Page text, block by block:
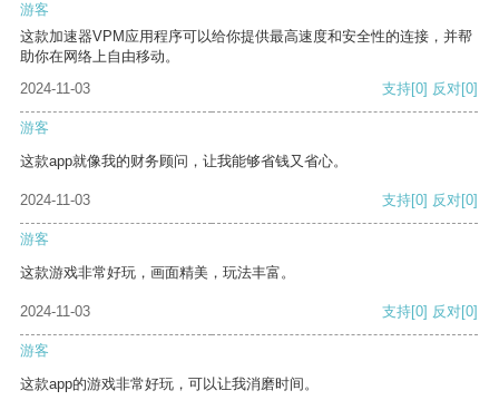
游客
这款加速器VPM应用程序可以给你提供最高速度和安全性的连接，并帮
助你在网络上自由移动。
2024-11-03
支持[0] 反对[0]
游客
这款app就像我的财务顾问，让我能够省钱又省心。
2024-11-03 支持[0] 反对[0]
游客
这款游戏非常好玩，画面精美，玩法丰富。
2024-11-03 支持[0] 反对[0]
游客
这款app的游戏非常好玩，可以让我消磨时间。